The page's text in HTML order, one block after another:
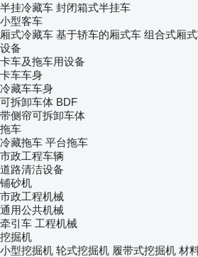
半挂冷藏车 封闭箱式半挂车
小型客车
厢式冷藏车 基于轿车的厢式车 组合式厢
设备
卡车及拖车用设备
卡车车身
冷藏车车身
可拆卸车体 BDF
带侧帘可拆卸车体
拖车
冷藏拖车 平台拖车
市政工程车辆
道路清洁设备
铺砂机
市政工程机械
通用公共机械
牵引车 工程机械
挖掘机
小型挖掘机 轮式挖掘机 履带式挖掘机 材